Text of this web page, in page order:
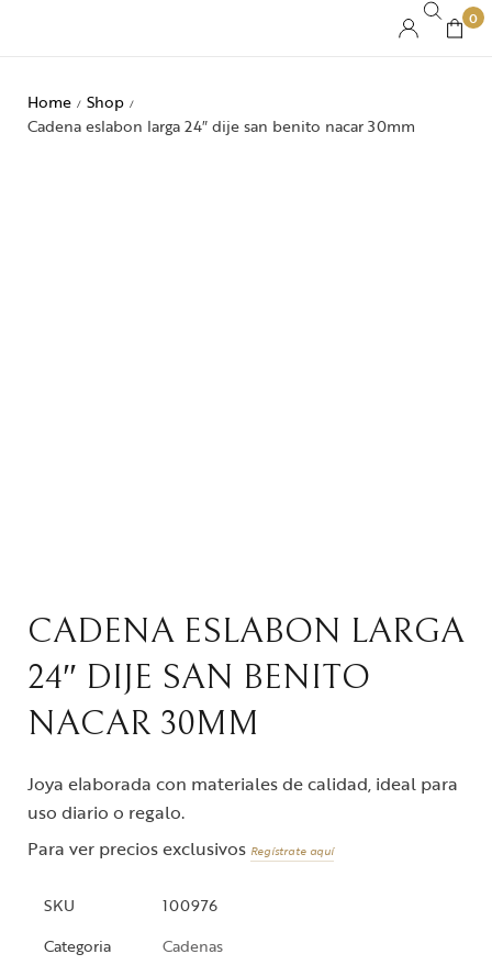
0
Home / Shop /
Cadena eslabon larga 24″ dije san benito nacar 30mm
CADENA ESLABON LARGA
24″ DIJE SAN BENITO
NACAR 30MM
Joya elaborada con materiales de calidad, ideal para
uso diario o regalo.
Para ver precios exclusivos Regístrate aquí
SKU
100976
Categoria
Cadenas